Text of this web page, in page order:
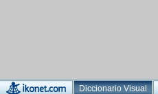
Diccionario Visual